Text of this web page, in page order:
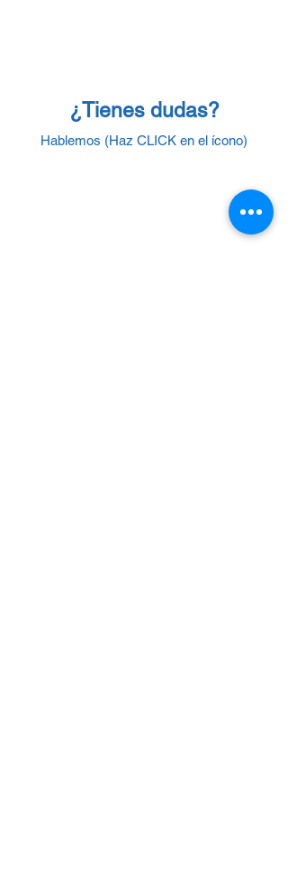
¿Tienes dudas?
Hablemos (Haz CLICK en el ícono)